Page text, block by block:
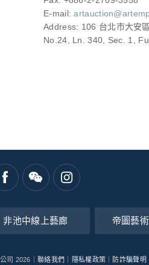
E-mail:
Address: 106 台北市大安
No.24, Ln. 340, Sec. 1,
非池中線上藝廊 帝圖藝
司 2026｜聯絡我們 隱私權政策 防詐騙聲明